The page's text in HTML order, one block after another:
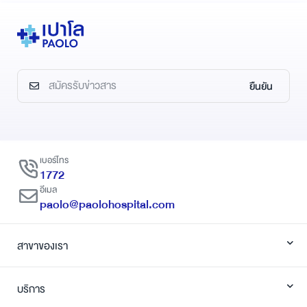
ยืนยัน
เบอร์โทร
1772
อีเมล
paolo@paolohospital.com
สาขาของเรา
บริการ